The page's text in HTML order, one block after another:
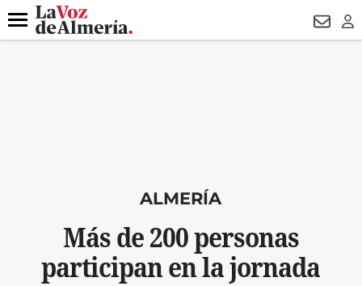
DESTACADO
Menú
ALMERÍA
Más de 200 personas
participan en la jornada